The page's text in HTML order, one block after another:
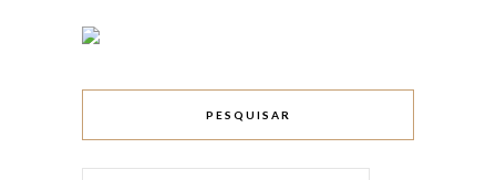
PESQUISAR